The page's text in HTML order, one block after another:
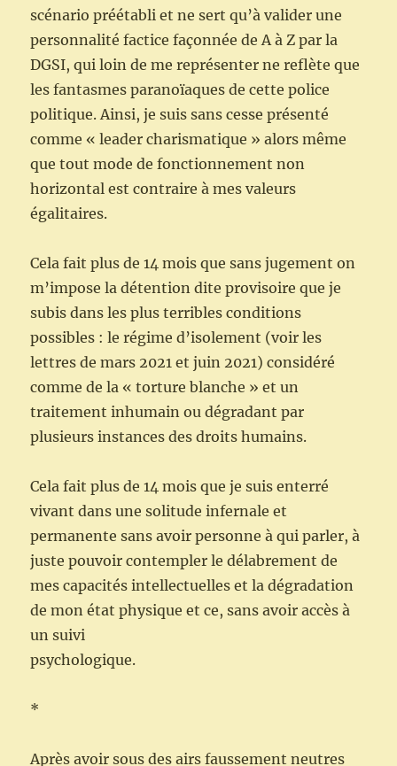
scénario préétabli et ne sert qu’à valider une
personnalité factice façonnée de A à Z par la
DGSI, qui loin de me représenter ne reflète que
les fantasmes paranoïaques de cette police
politique. Ainsi, je suis sans cesse présenté
comme « leader charismatique » alors même
que tout mode de fonctionnement non
horizontal est contraire à mes valeurs
égalitaires.
Cela fait plus de 14 mois que sans jugement on
m’impose la détention dite provisoire que je
subis dans les plus terribles conditions
possibles : le régime d’isolement (voir les
lettres de mars 2021 et juin 2021) considéré
comme de la « torture blanche » et un
traitement inhumain ou dégradant par
plusieurs instances des droits humains.
Cela fait plus de 14 mois que je suis enterré
vivant dans une solitude infernale et
permanente sans avoir personne à qui parler, à
juste pouvoir contempler le délabrement de
mes capacités intellectuelles et la dégradation
de mon état physique et ce, sans avoir accès à
un suivi
psychologique.
*
Après avoir sous des airs faussement neutres